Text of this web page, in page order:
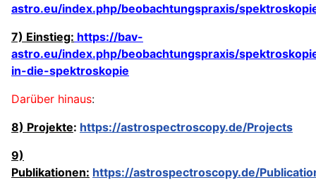
astro.eu/index.php/beobachtungspraxis/
7) Einstieg: https://bav-
astro.eu/index.php/beobachtungspraxis/
in-die-spektroskopie
Darüber hinaus:
8) Projekte: https://astrospectroscopy.de/Projects
9)
Publikationen: https://astrospectroscopy.de/